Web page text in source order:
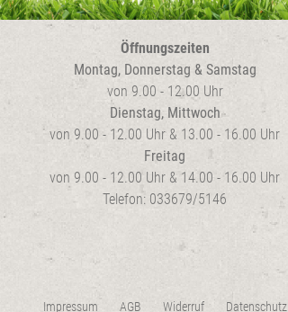
Öffnungszeiten
Montag, Donnerstag & Samstag
von 9.00 - 12.00 Uhr
Dienstag, Mittwoch
von 9.00 - 12.00 Uhr & 13.00 - 16.00 Uhr
Freitag
von 9.00 - 12.00 Uhr & 14.00 - 16.00 Uhr
Telefon: 033679/5146
Impressum AGB Widerruf Datenschutz